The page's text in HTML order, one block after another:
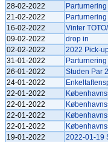
28-02-2022
21-02-2022
16-02-2022
Vinter
09-02-2022
drop in
02-02-2022
2022 Pick-
31-01-2022
26-01-2022
Studen Par
24-01-2022
22-01-2022
22-01-2022
22-01-2022
22-01-2022
19-01-2022
2022-01-19